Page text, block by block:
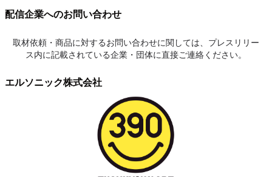
配信企業へのお問い合わせ
取材依頼・商品に対するお問い合わせに関しては、プレスリリー
ス内に記載されている企業・団体に直接ご連絡ください。
エルソニック株式会社